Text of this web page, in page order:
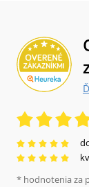
* hodnotenia za